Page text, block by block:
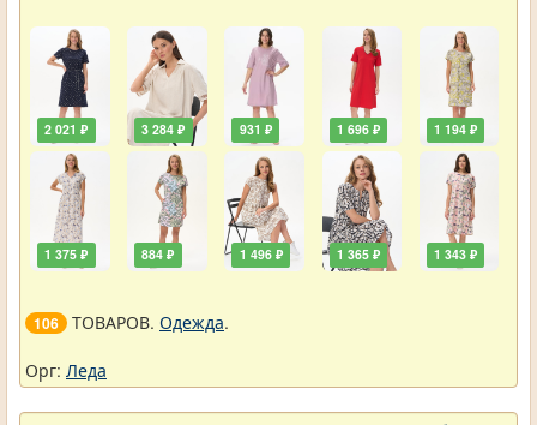
2 021 ₽
1 375 ₽
3 284 ₽
884 ₽
931 ₽
1 496 ₽
1 696 ₽
1 365 ₽
1 194 ₽
1 343 ₽
106 ТОВАРОВ. Одежда.
Орг: Леда